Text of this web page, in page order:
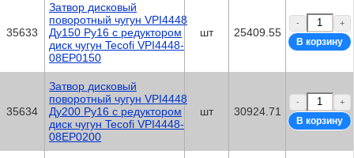
35633
Затвор дисковый
поворотный чугун VPI4448
Ду150 Ру16 с редуктором
диск чугун Tecofi VPI4448-
08EP0150
шт 25409.55
- +
35634
Затвор дисковый
поворотный чугун VPI4448
Ду200 Ру16 с редуктором
диск чугун Tecofi VPI4448-
08EP0200
шт 30924.71
- +